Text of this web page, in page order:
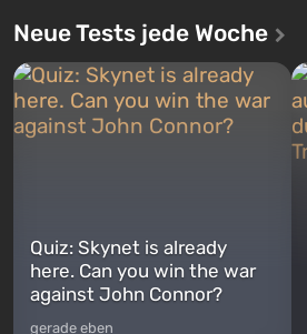
Neue Tests jede Woche
Quiz: Skynet is already
here. Can you win the war
against John Connor?
gerade eben